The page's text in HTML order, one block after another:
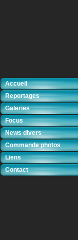
Accueil
Reportages
Galeries
Focus
News divers
Commande photos
Liens
Contact